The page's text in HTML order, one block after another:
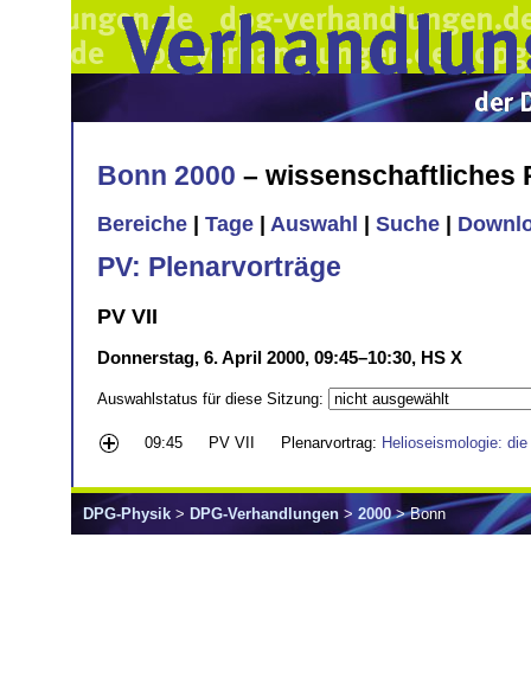
Bonn 2000 – wissenschaftliches
Bereiche Tage Auswahl Suche
PV: Plenarvorträge
PV VII
Donnerstag, 6. April 2000, 09:45–10:30, HS X
Auswahlstatus für diese Sitzung:
09:45 PV VII Plenarvortrag: Helioseismologie:
DPG-Physik > DPG-Verhandlungen > 2000> Bonn